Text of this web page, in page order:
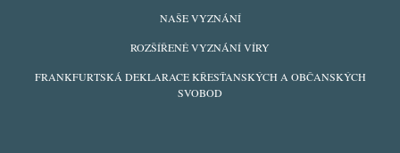
NAŠE VYZNÁNÍ
ROZŠÍŘENÉ VYZNÁNÍ VÍRY
FRANKFURTSKÁ DEKLARACE KŘESŤANSKÝCH A OBČANSKÝCH
SVOBOD